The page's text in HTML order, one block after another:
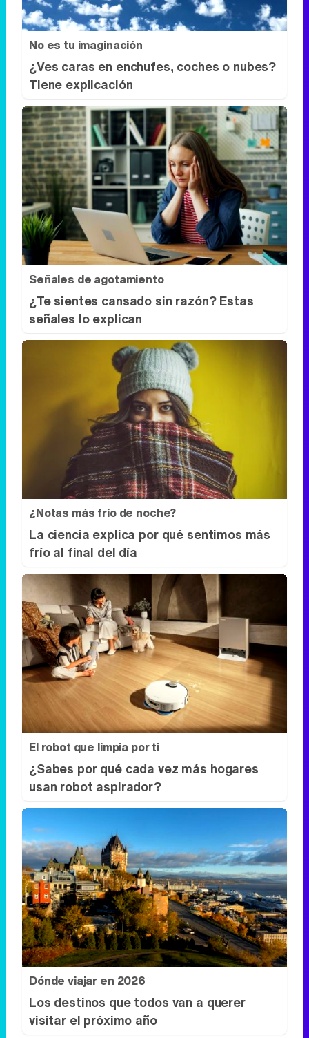
Señales de agotamiento
¿Te sientes cansado sin razón? Estas
señales lo explican
¿Notas más frío de noche?
La ciencia explica por qué sentimos más
frío al final del día
El robot que limpia por ti
¿Sabes por qué cada vez más hogares
usan robot aspirador?
Dónde viajar en 2026
Los destinos que todos van a querer
visitar el próximo año